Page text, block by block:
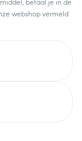
webshop vermeld